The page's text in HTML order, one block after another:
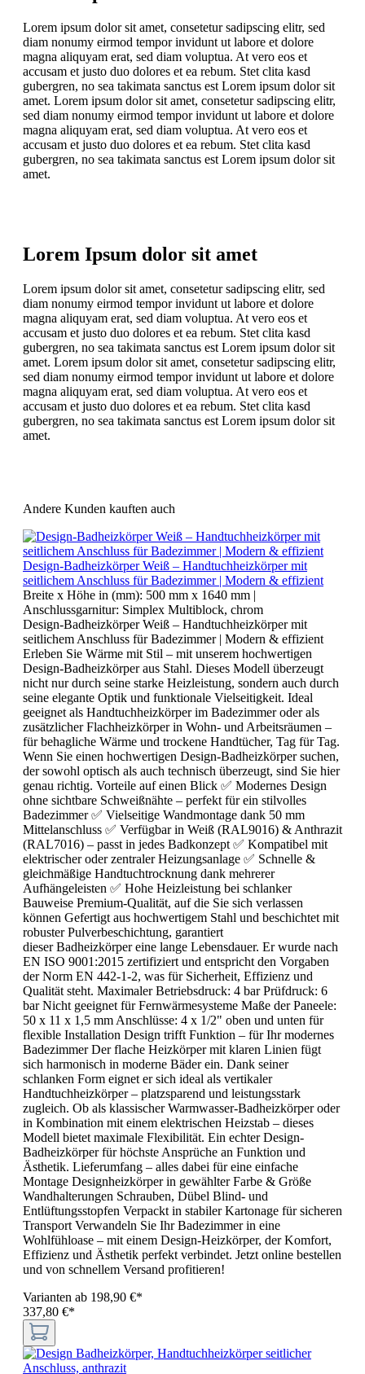
Lorem ipsum dolor sit amet, consetetur sadipscing elitr, sed
diam nonumy eirmod tempor invidunt ut labore et dolore
magna aliquyam erat, sed diam voluptua. At vero eos et
accusam et justo duo dolores et ea rebum. Stet clita kasd
gubergren, no sea takimata sanctus est Lorem ipsum dolor sit
amet. Lorem ipsum dolor sit amet, consetetur sadipscing elitr,
sed diam nonumy eirmod tempor invidunt ut labore et dolore
magna aliquyam erat, sed diam voluptua. At vero eos et
accusam et justo duo dolores et ea rebum. Stet clita kasd
gubergren, no sea takimata sanctus est Lorem ipsum dolor sit
amet.
Lorem Ipsum dolor sit amet
Lorem ipsum dolor sit amet, consetetur sadipscing elitr, sed
diam nonumy eirmod tempor invidunt ut labore et dolore
magna aliquyam erat, sed diam voluptua. At vero eos et
accusam et justo duo dolores et ea rebum. Stet clita kasd
gubergren, no sea takimata sanctus est Lorem ipsum dolor sit
amet. Lorem ipsum dolor sit amet, consetetur sadipscing elitr,
sed diam nonumy eirmod tempor invidunt ut labore et dolore
magna aliquyam erat, sed diam voluptua. At vero eos et
accusam et justo duo dolores et ea rebum. Stet clita kasd
gubergren, no sea takimata sanctus est Lorem ipsum dolor sit
amet.
Andere Kunden kauften auch
Design-Badheizkörper Weiß – Handtuchheizkörper mit
seitlichem Anschluss für Badezimmer | Modern & effizient
Breite x Höhe in (mm): 500 mm x 1640 mm |
Anschlussgarnitur: Simplex Multiblock, chrom
Design-Badheizkörper Weiß – Handtuchheizkörper mit
seitlichem Anschluss für Badezimmer | Modern & effizient
Erleben Sie Wärme mit Stil – mit unserem hochwertigen
Design-Badheizkörper aus Stahl. Dieses Modell überzeugt
nicht nur durch seine starke Heizleistung, sondern auch durch
seine elegante Optik und funktionale Vielseitigkeit. Ideal
geeignet als Handtuchheizkörper im Badezimmer oder als
zusätzlicher Flachheizkörper in Wohn- und Arbeitsräumen –
für behagliche Wärme und trockene Handtücher, Tag für Tag.
Wenn Sie einen hochwertigen Design-Badheizkörper suchen,
der sowohl optisch als auch technisch überzeugt, sind Sie hier
genau richtig. Vorteile auf einen Blick ✅ Modernes Design
ohne sichtbare Schweißnähte – perfekt für ein stilvolles
Badezimmer ✅ Vielseitige Wandmontage dank 50 mm
Mittelanschluss ✅ Verfügbar in Weiß (RAL9016) & Anthrazit
(RAL7016) – passt in jedes Badkonzept ✅ Kompatibel mit
elektrischer oder zentraler Heizungsanlage ✅ Schnelle &
gleichmäßige Handtuchtrocknung dank mehrerer
Aufhängeleisten ✅ Hohe Heizleistung bei schlanker
Bauweise Premium-Qualität, auf die Sie sich verlassen
können Gefertigt aus hochwertigem Stahl und beschichtet mit
robuster Pulverbeschichtung, garantiert
dieser Badheizkörper eine lange Lebensdauer. Er wurde nach
EN ISO 9001:2015 zertifiziert und entspricht den Vorgaben
der Norm EN 442-1-2, was für Sicherheit, Effizienz und
Qualität steht. Maximaler Betriebsdruck: 4 bar Prüfdruck: 6
bar Nicht geeignet für Fernwärmesysteme Maße der Paneele:
50 x 11 x 1,5 mm Anschlüsse: 4 x 1/2" oben und unten für
flexible Installation Design trifft Funktion – für Ihr modernes
Badezimmer Der flache Heizkörper mit klaren Linien fügt
sich harmonisch in moderne Bäder ein. Dank seiner
schlanken Form eignet er sich ideal als vertikaler
Handtuchheizkörper – platzsparend und leistungsstark
zugleich. Ob als klassischer Warmwasser-Badheizkörper oder
in Kombination mit einem elektrischen Heizstab – dieses
Modell bietet maximale Flexibilität. Ein echter Design-
Badheizkörper für höchste Ansprüche an Funktion und
Ästhetik. Lieferumfang – alles dabei für eine einfache
Montage Designheizkörper in gewählter Farbe & Größe
Wandhalterungen Schrauben, Dübel Blind- und
Entlüftungsstopfen Verpackt in stabiler Kartonage für sicheren
Transport Verwandeln Sie Ihr Badezimmer in eine
Wohlfühloase – mit einem Design-Heizkörper, der Komfort,
Effizienz und Ästhetik perfekt verbindet. Jetzt online bestellen
und von schnellem Versand profitieren!
Varianten ab 198,90 €*
337,80 €*